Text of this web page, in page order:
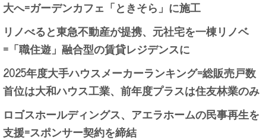
大へ=ガーデンカフェ「ときそら」に施工
リノべると東急不動産が提携、元社宅を一棟リノベ
=「職住遊」融合型の賃貸レジデンスに
2025年度大手ハウスメーカーランキング=総販売戸数
首位は大和ハウス工業、前年度プラスは住友林業のみ
ロゴスホールディングス、アエラホームの民事再生を
支援=スポンサー契約を締結